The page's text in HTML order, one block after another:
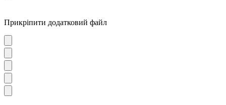
Прикріпити додатковий файл